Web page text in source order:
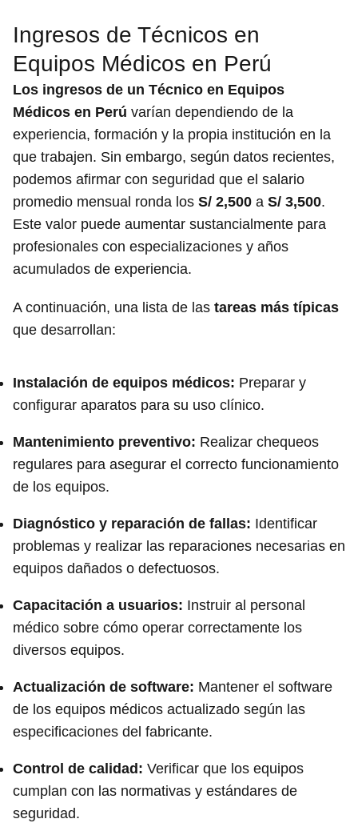
Ingresos de Técnicos en
Equipos Médicos en Perú
Los ingresos de un Técnico en Equipos
Médicos en Perú varían dependiendo de la
experiencia, formación y la propia institución en la
que trabajen. Sin embargo, según datos recientes,
podemos afirmar con seguridad que el salario
promedio mensual ronda los S/ 2,500 a S/ 3,500.
Este valor puede aumentar sustancialmente para
profesionales con especializaciones y años
acumulados de experiencia.
A continuación, una lista de las tareas más típicas
que desarrollan:
Instalación de equipos médicos: Preparar y
configurar aparatos para su uso clínico.
Mantenimiento preventivo: Realizar chequeos
regulares para asegurar el correcto funcionamiento
de los equipos.
Diagnóstico y reparación de fallas: Identificar
problemas y realizar las reparaciones necesarias en
equipos dañados o defectuosos.
Capacitación a usuarios: Instruir al personal
médico sobre cómo operar correctamente los
diversos equipos.
Actualización de software: Mantener el software
de los equipos médicos actualizado según las
especificaciones del fabricante.
Control de calidad: Verificar que los equipos
cumplan con las normativas y estándares de
seguridad.